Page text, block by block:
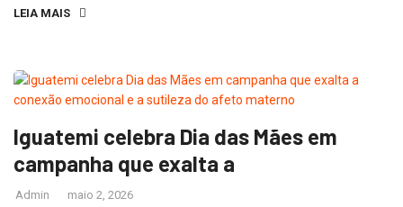
LEIA MAIS
Iguatemi celebra Dia das Mães em
campanha que exalta a
Admin maio 2, 2026